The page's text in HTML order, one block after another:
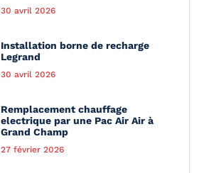
30 avril 2026
Installation borne de recharge
Legrand
30 avril 2026
Remplacement chauffage
electrique par une Pac Air Air à
Grand Champ
27 février 2026